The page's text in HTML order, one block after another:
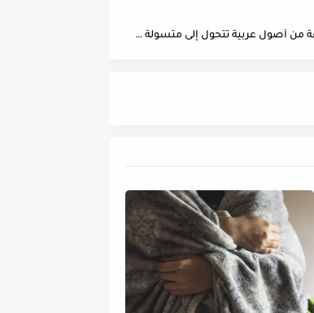
بلجيكا | برلمانية سابقة من أصول عربية تتحول إلى متسولة في شوارع بروكسل